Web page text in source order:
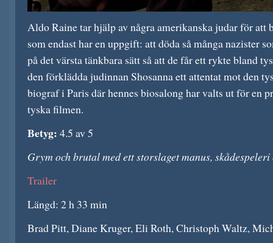
Aldo Raine tar hjälp av några amerikanska judar för att
som endast har en uppgift: att döda så många nazister
på det värsta tänkbara sätt så att de får ett rykte bland
den förklädda judinnan Shosanna ett attentat mot den
biograf i Paris där hennes biosalong har valts ut för en
tyska filmen.
Betyg: 4.5 av 5
Grym och brutal med ett storslaget manus,
Trailer
Längd: 2 h 33 min
Brad Pitt, Diane Kruger, Eli Roth, Christoph Waltz,